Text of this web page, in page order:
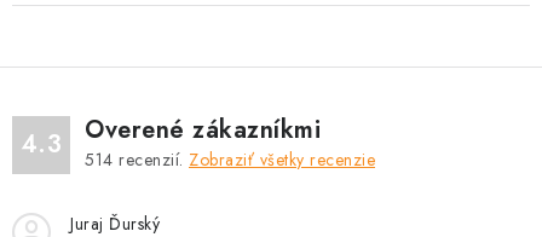
4.3 Overené zákazníkmi
514 recenzií. Zobraziť všetky recenzie
Juraj Ďurský